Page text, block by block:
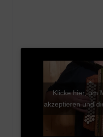
Klicke hier, um
akzeptieren und